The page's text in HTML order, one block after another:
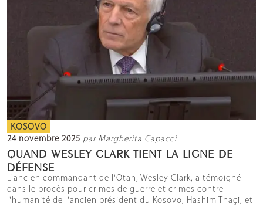
KOSOVO
24 novembre 2025 par Margherita Capacci
QUAND WESLEY CLARK TIENT LA LIGNE DE
DÉFENSE
L'ancien commandant de l'Otan, Wesley Clark, a témoigné
dans le procès pour crimes de guerre et crimes contre
l'humanité de l'ancien président du Kosovo, Hashim Thaçi, et